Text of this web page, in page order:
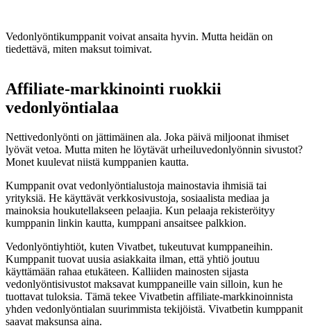
Vedonlyöntikumppanit voivat ansaita hyvin. Mutta heidän on
tiedettävä, miten maksut toimivat.
Affiliate-markkinointi ruokkii
vedonlyöntialaa
Nettivedonlyönti on jättimäinen ala. Joka päivä miljoonat ihmiset
lyövät vetoa. Mutta miten he löytävät urheiluvedonlyönnin sivustot?
Monet kuulevat niistä kumppanien kautta.
Kumppanit ovat vedonlyöntialustoja mainostavia ihmisiä tai
yrityksiä. He käyttävät verkkosivustoja, sosiaalista mediaa ja
mainoksia houkutellakseen pelaajia. Kun pelaaja rekisteröityy
kumppanin linkin kautta, kumppani ansaitsee palkkion.
Vedonlyöntiyhtiöt, kuten Vivatbet, tukeutuvat kumppaneihin.
Kumppanit tuovat uusia asiakkaita ilman, että yhtiö joutuu
käyttämään rahaa etukäteen. Kalliiden mainosten sijasta
vedonlyöntisivustot maksavat kumppaneille vain silloin, kun he
tuottavat tuloksia. Tämä tekee Vivatbetin affiliate-markkinoinnista
yhden vedonlyöntialan suurimmista tekijöistä. Vivatbetin kumppanit
saavat maksunsa aina.